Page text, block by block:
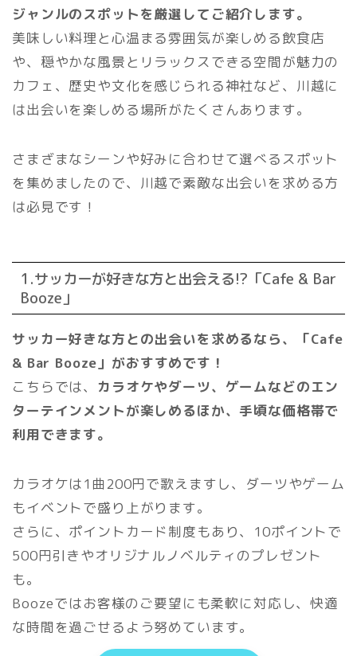
ジャンルのスポットを厳選してご紹介します。
美味しい料理と心温まる雰囲気が楽しめる飲食店
や、穏やかな風景とリラックスできる空間が魅力の
カフェ、歴史や文化を感じられる神社など、川越に
は出会いを楽しめる場所がたくさんあります。
さまざまなシーンや好みに合わせて選べるスポット
を集めましたので、川越で素敵な出会いを求める方
は必見です！
1.サッカーが好きな方と出会える!?「Cafe & Bar
Booze」
サッカー好きな方との出会いを求めるなら、「Cafe
& Bar Booze」がおすすめです！
こちらでは、 カラオケやダーツ、ゲームなどのエン
ターテインメントが楽しめるほか、手頃な価格帯で
利用できます。
カラオケは1曲200円で歌えますし、ダーツやゲーム
もイベントで盛り上がります。
さらに、ポイントカード制度もあり、10ポイントで
500円引きやオリジナルノベルティのプレゼント
も。
Boozeではお客様のご要望にも柔軟に対応し、快適
な時間を過ごせるよう努めています。